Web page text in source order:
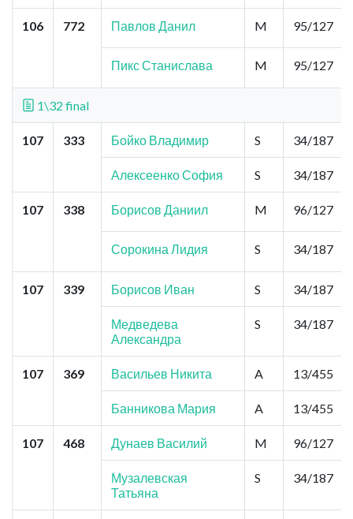
106 772 Павлов Данил M 95/127
Пикс Станислава M 95/127
1\32 final
107 333 Бойко Владимир S 34/187
Алексеенко София S 34/187
107 338 Борисов Даниил M 96/127
Сорокина Лидия S 34/187
107 339 Борисов Иван S 34/187
Медведева
Александра
S 34/187
107 369 Васильев Никита A 13/455
Банникова Мария A 13/455
107 468 Дунаев Василий M 96/127
Музалевская
Татьяна
S 34/187